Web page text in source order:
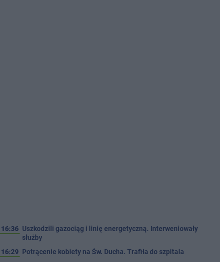
16:36 Uszkodzili gazociąg i linię energetyczną. Interweniowały
służby
16:29 Potrącenie kobiety na Św. Ducha. Trafiła do szpitala